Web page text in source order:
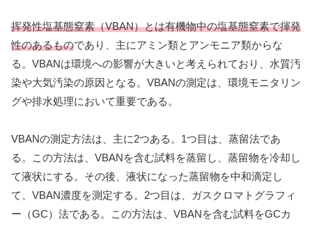
挥発性塩基態窒素（VBAN）とは有機物中の塩基態窒素で揮発
性のあるものであり、主にアミン類とアンモニア類からな
る。VBANは環境への影響が大きいと考えられており、水質汚
染や大気汚染の原因となる。VBANの測定は、環境モニタリン
グや排水処理において重要である。
VBANの測定方法は、主に2つある。1つ目は、蒸留法であ
る。この方法は、VBANを含む試料を蒸留し、蒸留物を冷却し
て液状にする。その後、液状になった蒸留物を中和滴定し
て、VBAN濃度を測定する。2つ目は、ガスクロマトグラフィ
ー（GC）法である。この方法は、VBANを含む試料をGCカ